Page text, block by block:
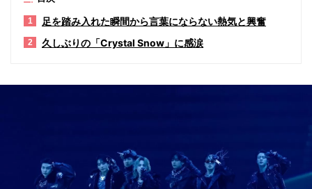
1 足を踏み入れた瞬間から言葉にならない熱気と興奮
2 久しぶりの「Crystal Snow」に感涙